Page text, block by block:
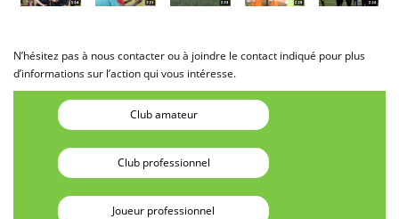
N’hésitez pas à nous contacter ou à joindre le contact indiqué pour plus
d’informations sur l’action qui vous intéresse.
Club amateur
Club professionnel
Joueur professionnel